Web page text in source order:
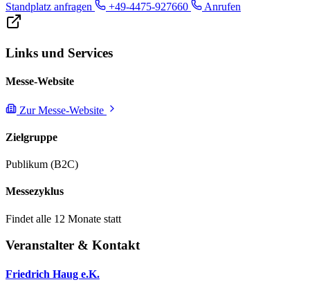
Standplatz anfragen +49-4475-927660 Anrufen
Links und Services
Messe-Website
Zur Messe-Website
Zielgruppe
Publikum (B2C)
Messezyklus
Findet alle 12 Monate statt
Veranstalter & Kontakt
Friedrich Haug e.K.